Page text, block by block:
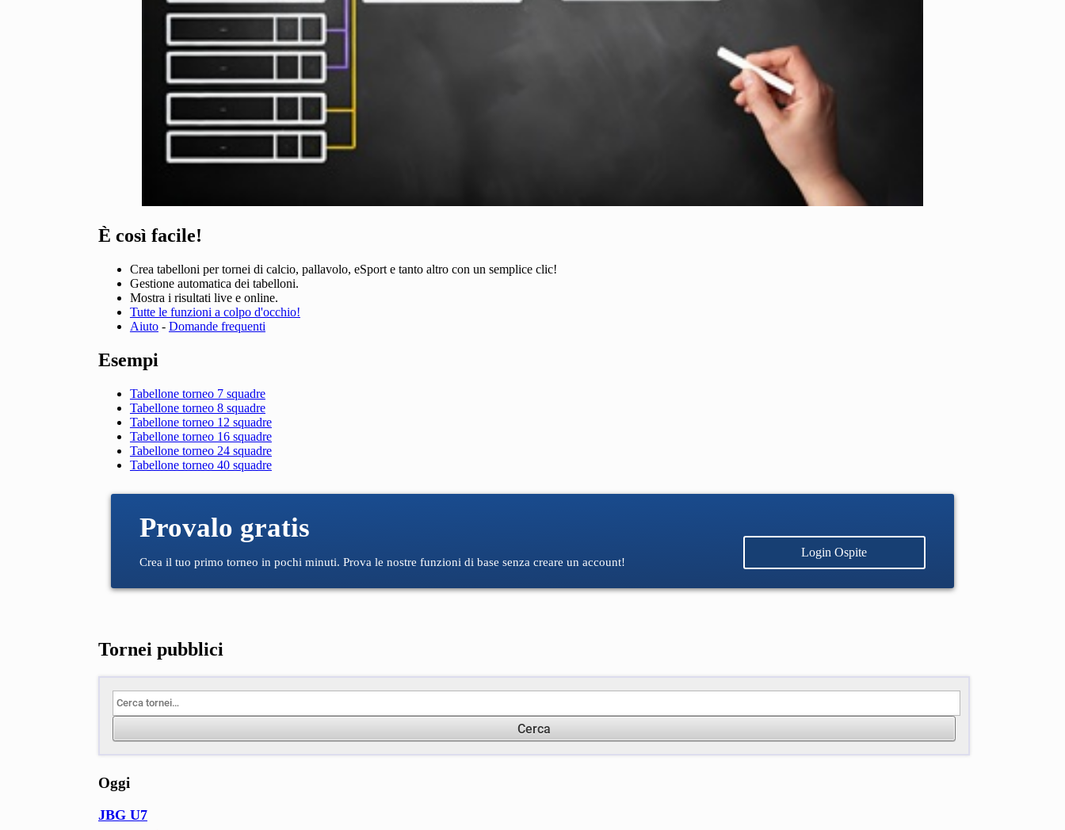
È così facile!
Crea tabelloni per tornei di calcio, pallavolo, eSport e tanto altro con un semplice clic!
Gestione automatica dei tabelloni.
Mostra i risultati live e online.
Tutte le funzioni a colpo d'occhio!
Aiuto- Domande frequenti
Esempi
Tabellone torneo 7 squadre
Tabellone torneo 8 squadre
Tabellone torneo 12 squadre
Tabellone torneo 16 squadre
Tabellone torneo 24 squadre
Tabellone torneo 40 squadre
Provalo gratis
Crea il tuo primo torneo in pochi minuti. Prova le nostre funzioni di base senza creare un account!
Login Ospite
Tornei pubblici
Cerca
Oggi
JBG U7